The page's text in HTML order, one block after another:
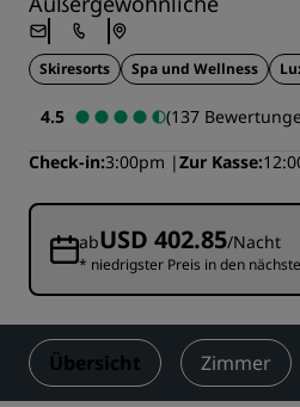
Skiresorts Spa und Wellness
4.5
(137
Check-in 3:00pm Zur Kasse
abUSD 402.85/Nacht
* niedrigster Preis in den
Übersicht Zimmer